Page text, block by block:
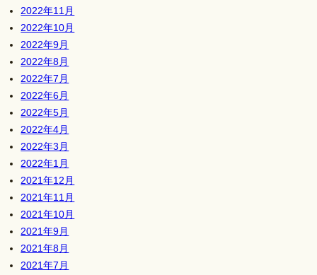
2022年11月
2022年10月
2022年9月
2022年8月
2022年7月
2022年6月
2022年5月
2022年4月
2022年3月
2022年1月
2021年12月
2021年11月
2021年10月
2021年9月
2021年8月
2021年7月